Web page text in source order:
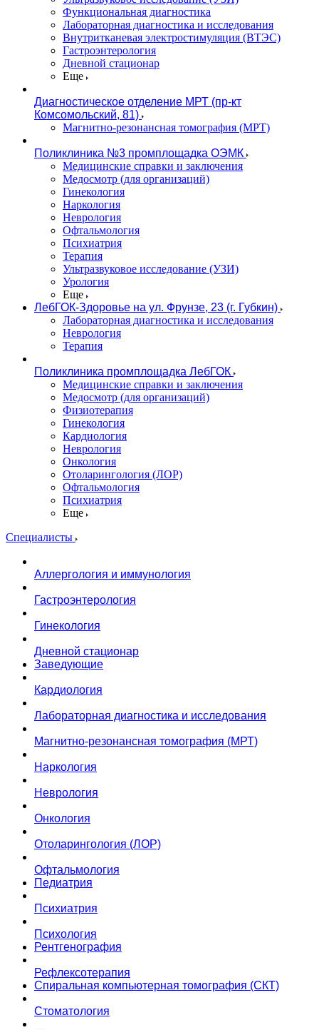
Функциональная диагностика
Лабораторная диагностика и исследования
Внутритканевая электростимуляция (ВТЭС)
Гастроэнтерология
Дневной стационар
Еще
Диагностическое отделение МРТ (пр-кт
Комсомольский, 81)
Магнитно-резонансная томография (МРТ)
Поликлиника №3 промплощадка ОЭМК
Медицинские справки и заключения
Медосмотр (для организаций)
Гинекология
Наркология
Неврология
Офтальмология
Психиатрия
Терапия
Ультразвуковое исследование (УЗИ)
Урология
Еще
ЛебГОК-Здоровье на ул. Фрунзе, 23 (г. Губкин)
Лабораторная диагностика и исследования
Неврология
Терапия
Поликлиника промплощадка ЛебГОК
Медицинские справки и заключения
Медосмотр (для организаций)
Физиотерапия
Гинекология
Кардиология
Неврология
Онкология
Отоларингология (ЛОР)
Офтальмология
Психиатрия
Еще
Специалисты
Аллергология и иммунология
Гастроэнтерология
Гинекология
Дневной стационар
Заведующие
Кардиология
Лабораторная диагностика и исследования
Магнитно-резонансная томография (МРТ)
Наркология
Неврология
Онкология
Отоларингология (ЛОР)
Офтальмология
Педиатрия
Психиатрия
Психология
Рентгенография
Рефлексотерапия
Спиральная компьютерная томография (СКТ)
Стоматология